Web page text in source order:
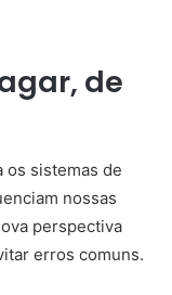
de
os sistemas de
nossas
perspectiva
erros comuns.